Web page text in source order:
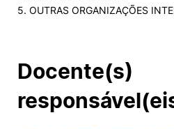
5. OUTRAS ORGANIZAÇÕES
Docente(s)